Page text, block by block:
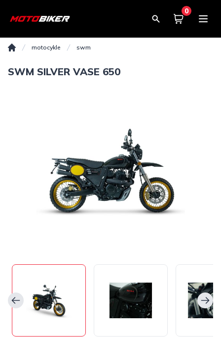
0
Košík 0,00€
motocykle swm
SWM SILVER VASE 650